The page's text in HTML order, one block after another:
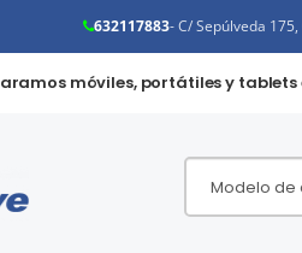
632117883- C/ Sepúlveda
móviles, portátiles y tablets